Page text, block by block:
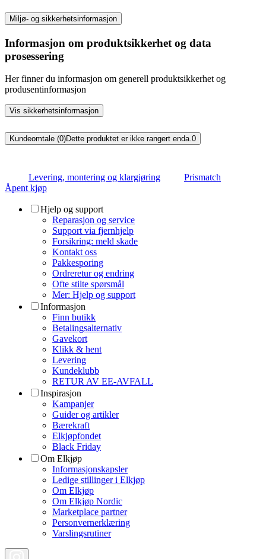
Miljø- og sikkerhetsinformasjon
Informasjon om produktsikkerhet og data
prosessering
Her finner du informasjon om generell produktsikkerhet og
produsentinformasjon
Vis sikkerhetsinformasjon
Kundeomtale (0)Dette produktet er ikke rangert enda.0
Levering, montering og klargjøring
Prismatch
Åpent kjøp
Hjelp og support
Reparasjon og service
Support via fjernhjelp
Forsikring: meld skade
Kontakt oss
Pakkesporing
Ordreretur og endring
Ofte stilte spørsmål
Mer: Hjelp og support
Informasjon
Finn butikk
Betalingsalternativ
Gavekort
Klikk & hent
Levering
Kundeklubb
RETUR AV EE-AVFALL
Inspirasjon
Kampanjer
Guider og artikler
Bærekraft
Elkjøpfondet
Black Friday
Om Elkjøp
Informasjonskapsler
Ledige stillinger i Elkjøp
Om Elkjøp
Om Elkjøp Nordic
Marketplace partner
Personvernerklæring
Varslingsrutiner